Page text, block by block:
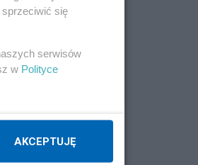
się
serwisów
w Polityce
AKCEPTUJĘ